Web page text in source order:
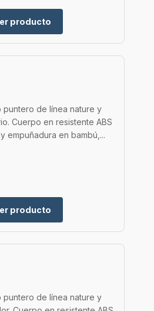
producto
puntero de línea nature y
Cuerpo en resistente ABS
empuñadura en bambú,...
producto
puntero de línea nature y